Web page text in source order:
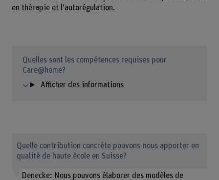
en thérapie et l’autorégulation.
Quelles sont les compétences requises pour
Care@home?
Afficher des informations
Quelle contribution concrète pouvons-nous apporter en
qualité de haute école en Suisse?
Denecke: Nous pouvons élaborer des modèles de